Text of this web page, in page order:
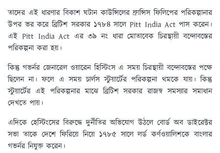
তাদের এই ধারণার বিকাশ ঘটান কাউন্সিলের ফ্রান্সিস ফিলিপের পরিকল্পানার
উপর ভর করে ব্রিটিশ সরকার ১৭৮৪ সালে Pitt India Act পাস করেন।
এই Pitt India Act এর ৩৯ নং ধারা মোতাবেক চিরস্থায়ী বন্দোবস্তের
পরিকল্পনা করা হয়।
কিন্তু গভর্নর জেনারেল ওয়ারেন হিস্টিংস এ সময় চিরস্থায়ী বন্দোবস্তের পক্ষে
ছিলেন না। ফলে এ সময় চার্লস স্টুয়ার্টের পরিকল্পনা থমকে যায়। কিন্তু
স্টুয়ার্টের এই পরিকল্পনার মাঝে ব্রিটিশ সরকার রাজস্ব সমস্যার সমাধান
দেখতে পায়।
এদিকে হেস্টিংসের বিরুদ্ধে দুর্নীতির অভিযোগ উঠলে বোর্ড অব ডাইরেক্টর
সভা তাকে দেশে ফিরিয়ে নিয়ে ১৭৮৫ সালে লর্ড কর্ণওয়ালিশকে বাংলার
গভর্নর নিযুক্ত করেন।